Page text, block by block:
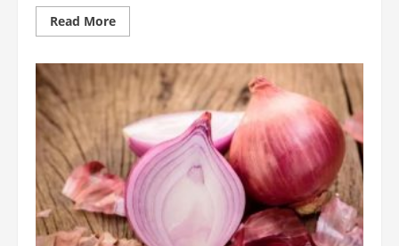
Read MoreRead
more
Buat
Sambal
Bawang
yang
Nikmat